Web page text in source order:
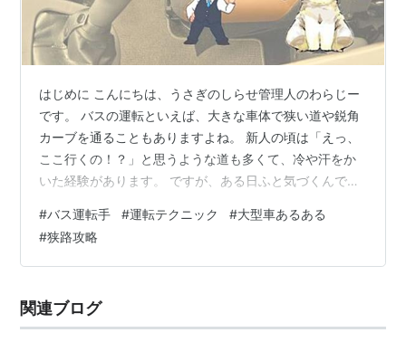
はじめに こんにちは、うさぎのしらせ管理人のわらじー
です。 バスの運転といえば、大きな車体で狭い道や鋭角
カーブを通ることもありますよね。 新人の頃は「えっ、
ここ行くの！？」と思うような道も多くて、冷や汗をか
いた経験があります。 ですが、ある日ふと気づくんで
なってる！」と。 今回は、そんな成長を感じられる瞬間
にもつながる【狭い道・鋭角カーブの通過テクニック3
選】を初心者の方にもわかりやすく紹介します！ はじめ
ック！ コツその2：ミラーは“とにかく見る”！特に左後
ろ！ コツその3：トンネルやカ…
#バス運転手 #運転テクニック #大型車あるある
#狭路攻略
関連ブログ